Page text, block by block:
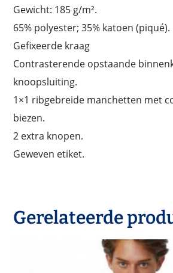
Gewicht: 185 g/m².
65% polyester; 35% katoen (piqué).
Gefixeerde kraag
Contrasterende opstaande
knoopsluiting.
1×1 ribgebreide manchetten met
biezen.
2 extra knopen.
Geweven etiket.
Gerelateerde